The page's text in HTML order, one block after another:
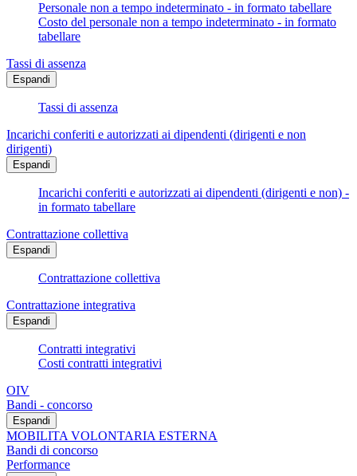
Personale non a tempo indeterminato - in formato tabellare
Costo del personale non a tempo indeterminato - in formato
tabellare
Tassi di assenza
Espandi
Tassi di assenza
Incarichi conferiti e autorizzati ai dipendenti (dirigenti e non
dirigenti)
Espandi
Incarichi conferiti e autorizzati ai dipendenti (dirigenti e non) -
in formato tabellare
Contrattazione collettiva
Espandi
Contrattazione collettiva
Contrattazione integrativa
Espandi
Contratti integrativi
Costi contratti integrativi
OIV
Bandi - concorso
Espandi
MOBILITA VOLONTARIA ESTERNA
Bandi di concorso
Performance